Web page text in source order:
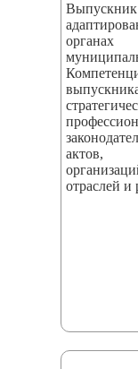
актов,
отраслей и